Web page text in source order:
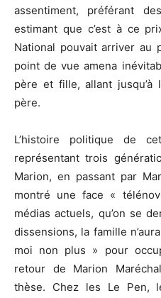
assentiment, préférant
estimant que c’est à ce
National pouvait arriver au
point de vue amena
père et fille, allant jusqu’à
père.
L’histoire politique de
représentant trois
Marion, en passant par
montré une face «
médias actuels, qu’on se
dissensions, la famille
moi non plus » pour
retour de Marion
thèse. Chez les Le Pen,